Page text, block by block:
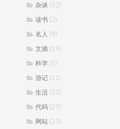
杂谈 (52)
读书 (2)
名人 (9)
文摘 (19)
科学 (5)
游记 (11)
生活 (37)
代码 (27)
网站 (23)